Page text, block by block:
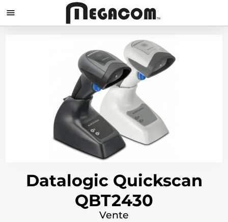

Datalogic Quickscan
QBT2430
Vente